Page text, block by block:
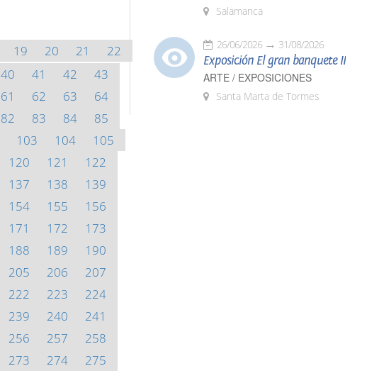
19 20 21
22
40 41 42
43
61 62 63
64
82 83 84
85
103 104
105
120 121
122
137 138
139
154 155
156
171 172
173
188 189
190
205 206
207
222 223
224
239 240
241
256 257
258
273 274 275
Salamanca
26/06/2026 31/08/2026
Exposición El gran banquete II
ARTE / EXPOSICIONES
Santa Marta de Tormes